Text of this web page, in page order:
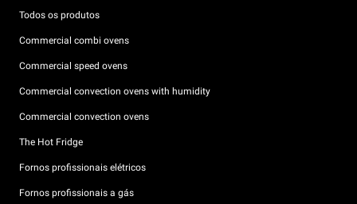
Todos os produtos
Commercial combi ovens
Commercial speed ovens
Commercial convection ovens with humidity
Commercial convection ovens
The Hot Fridge
Fornos profissionais elétricos
Fornos profissionais a gás